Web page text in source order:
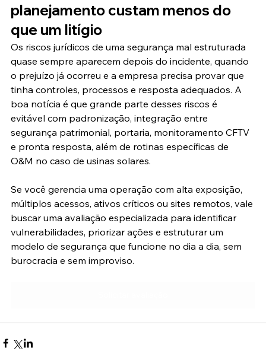
planejamento custam menos do
que um litígio
Os riscos jurídicos de uma segurança mal estruturada
quase sempre aparecem depois do incidente, quando
o prejuízo já ocorreu e a empresa precisa provar que
tinha controles, processos e resposta adequados. A
boa notícia é que grande parte desses riscos é
evitável com padronização, integração entre
segurança patrimonial, portaria, monitoramento CFTV
e pronta resposta, além de rotinas específicas de
O&M no caso de usinas solares.
Se você gerencia uma operação com alta exposição,
múltiplos acessos, ativos críticos ou sites remotos, vale
buscar uma avaliação especializada para identificar
vulnerabilidades, priorizar ações e estruturar um
modelo de segurança que funcione no dia a dia, sem
burocracia e sem improviso.